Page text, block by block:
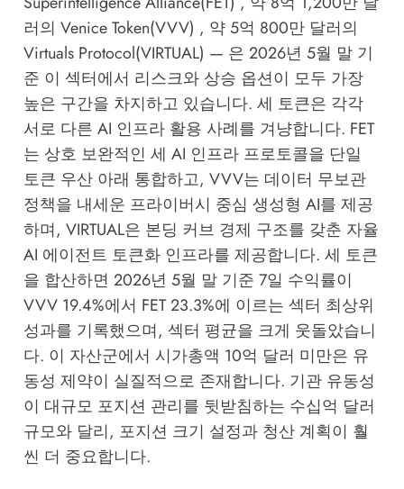
러의 Venice Token(VVV) , 약 5억 800만 달러의
Virtuals Protocol(VIRTUAL) — 은 2026년 5월 말 기
준 이 섹터에서 리스크와 상승 옵션이 모두 가장
높은 구간을 차지하고 있습니다. 세 토큰은 각각
서로 다른 AI 인프라 활용 사례를 겨냥합니다. FET
는 상호 보완적인 세 AI 인프라 프로토콜을 단일
토큰 우산 아래 통합하고, VVV는 데이터 무보관
정책을 내세운 프라이버시 중심 생성형 AI를 제공
하며, VIRTUAL은 본딩 커브 경제 구조를 갖춘 자율
AI 에이전트 토큰화 인프라를 제공합니다. 세 토큰
을 합산하면 2026년 5월 말 기준 7일 수익률이
VVV 19.4%에서 FET 23.3%에 이르는 섹터 최상위
성과를 기록했으며, 섹터 평균을 크게 웃돌았습니
다. 이 자산군에서 시가총액 10억 달러 미만은 유
동성 제약이 실질적으로 존재합니다. 기관 유동성
이 대규모 포지션 관리를 뒷받침하는 수십억 달러
규모와 달리, 포지션 크기 설정과 청산 계획이 훨
씬 더 중요합니다.